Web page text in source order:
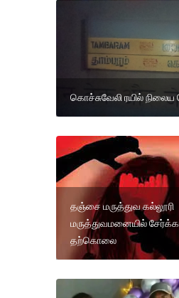
கொச்சுவேலி ரயில் நிலைய
தஞ்சை மருத்துவ கல்லூரி
மருத்துவமனையில்
தற்கொலை